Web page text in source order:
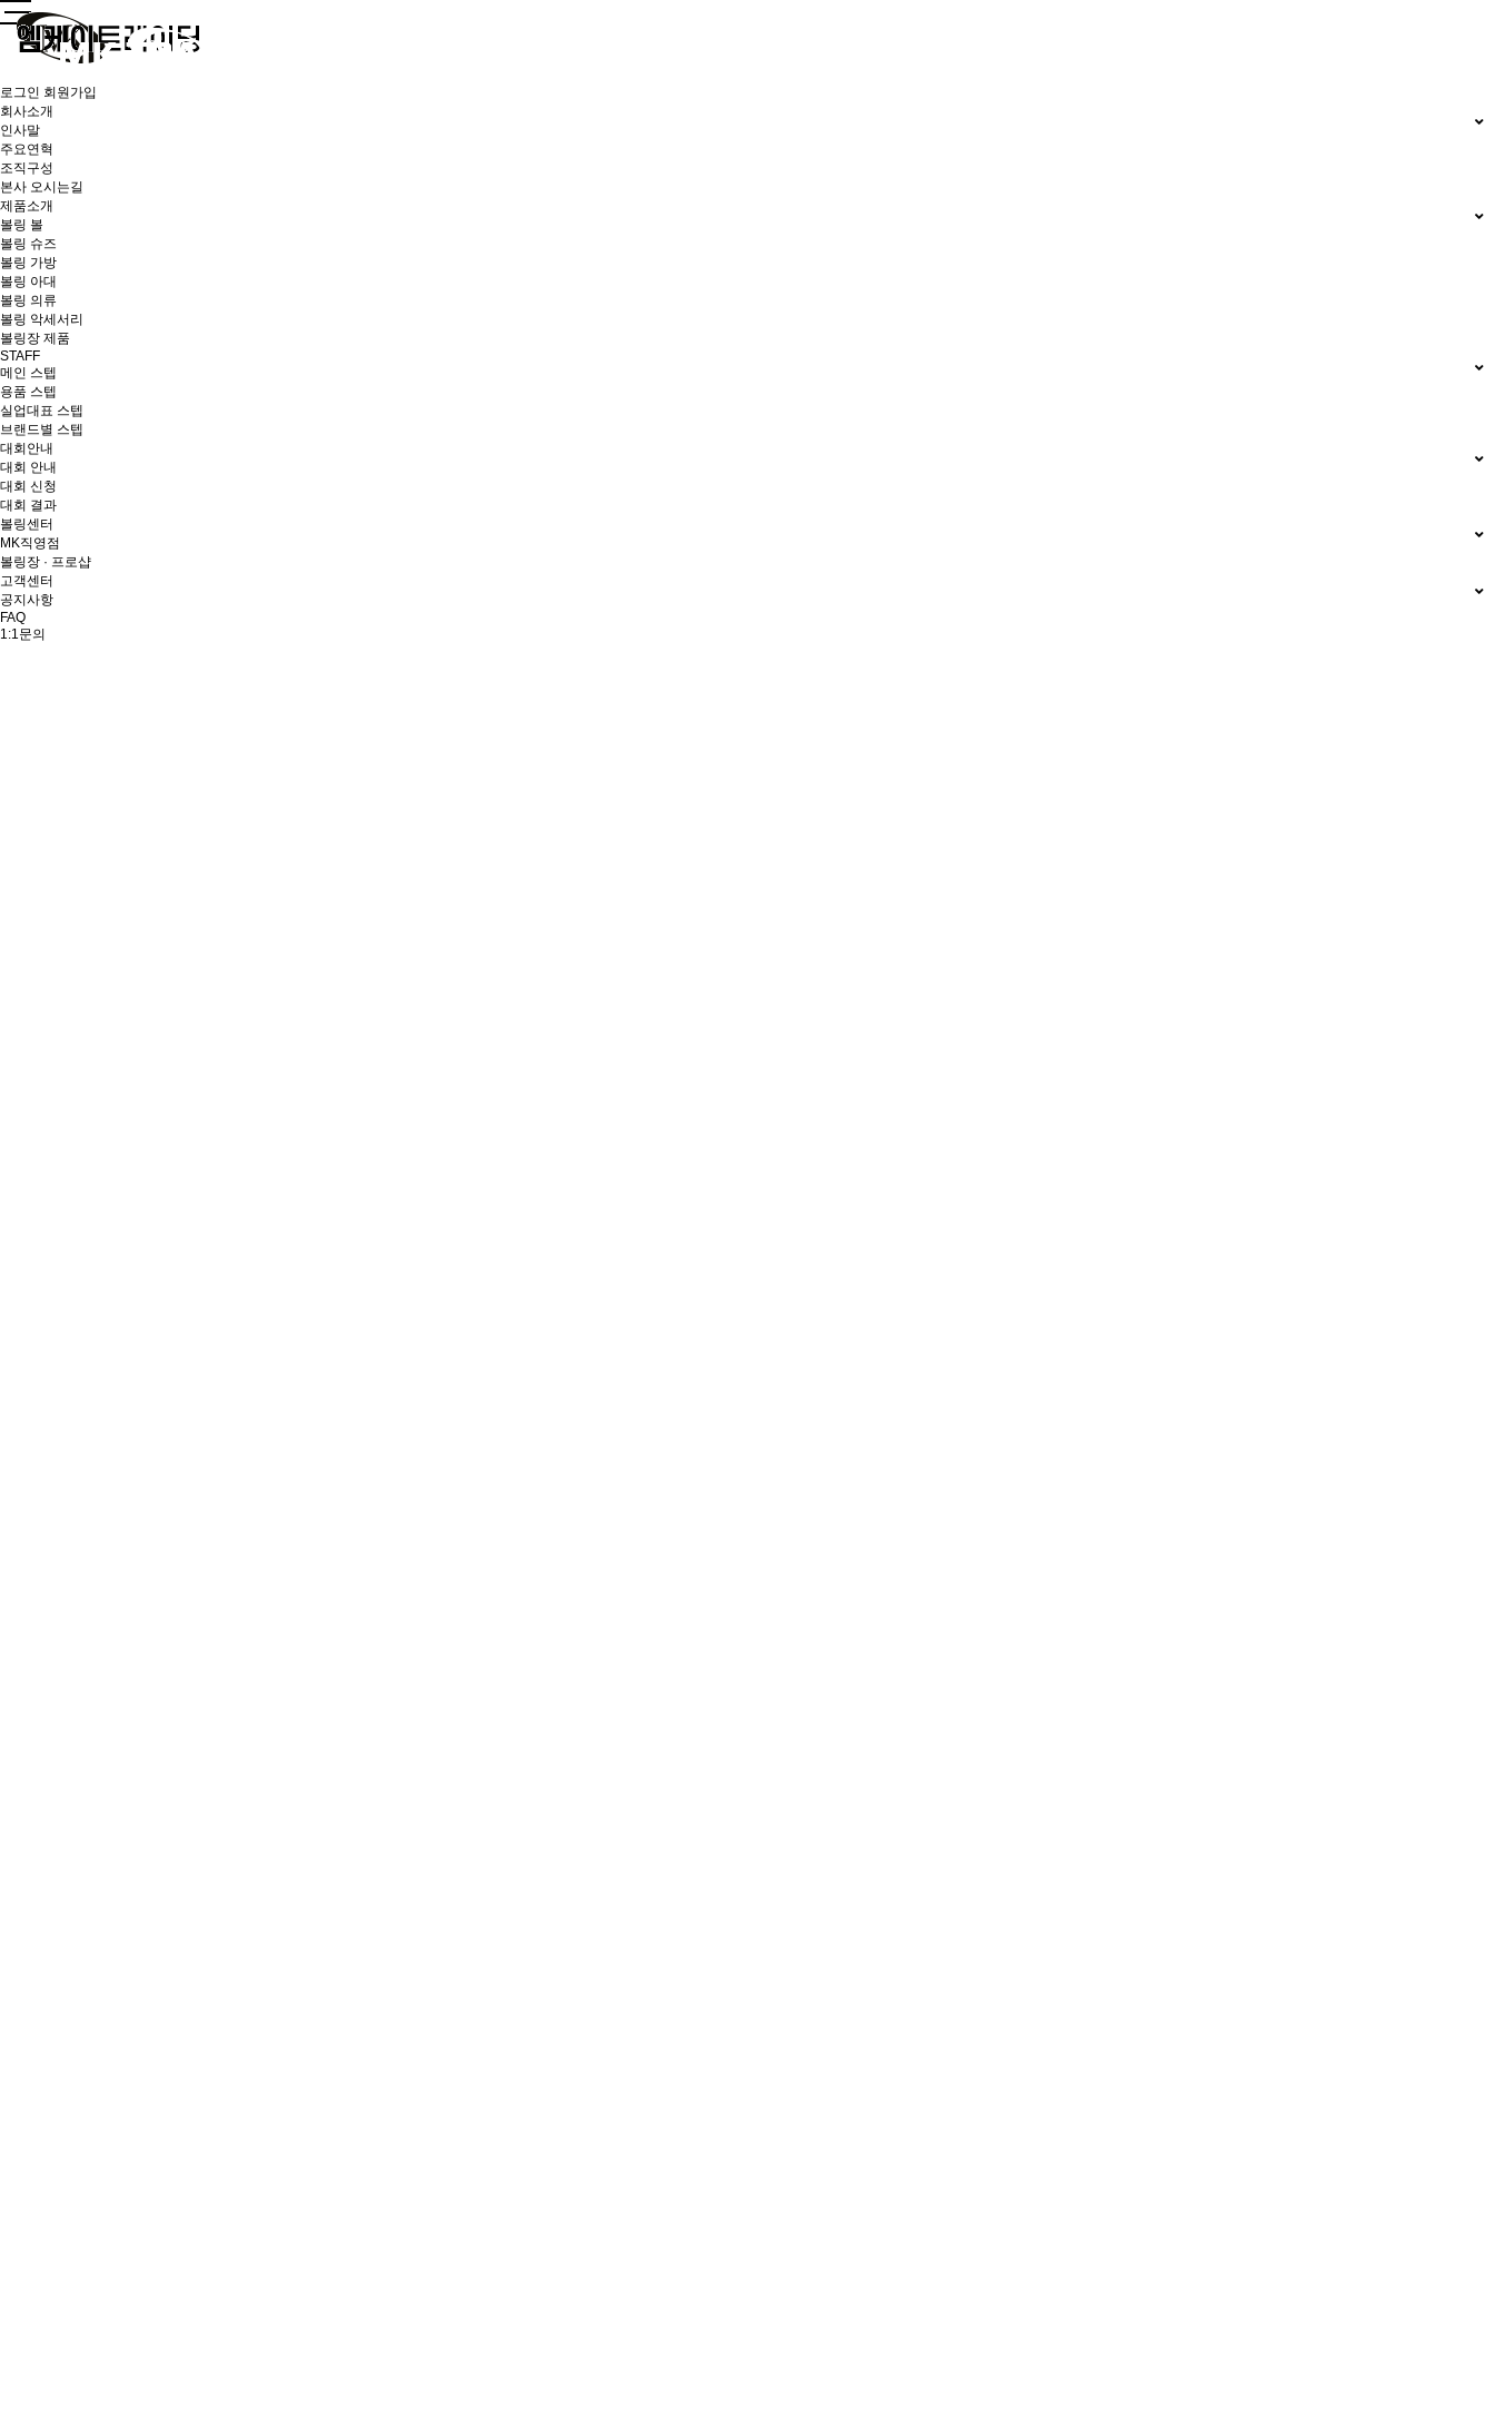
로그인 회원가입
회사소개
인사말
주요연혁
조직구성
본사 오시는길
제품소개
볼링 볼
볼링 슈즈
볼링 가방
볼링 아대
볼링 의류
볼링 악세서리
볼링장 제품
STAFF
메인 스텝
용품 스텝
실업대표 스텝
브랜드별 스텝
대회안내
대회 안내
대회 신청
대회 결과
볼링센터
MK직영점
볼링장 · 프로샵
고객센터
공지사항
FAQ
1:1문의